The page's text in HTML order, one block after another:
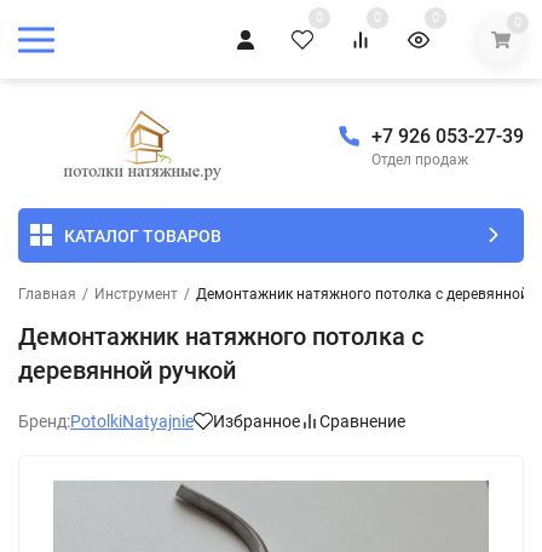
0 0 0 0
+7 926 053-27-39
Отдел продаж
КАТАЛОГ ТОВАРОВ
Главная / Инструмент / Демонтажник натяжного потолка с деревянной
Демонтажник натяжного потолка с
деревянной ручкой
Бренд:PotolkiNatyajnie Избранное Сравнение